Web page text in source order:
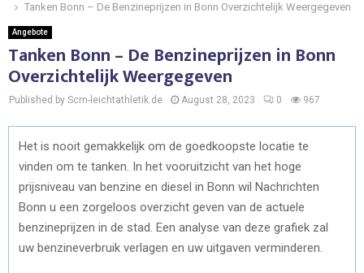
Tanken Bonn – De Benzineprijzen in Bonn Overzichtelijk Weergegeven
Angebote
Tanken Bonn – De Benzineprijzen in Bonn
Overzichtelijk Weergegeven
Published by Scm-leichtathletik.de August 28, 2023 0 967
Het is nooit gemakkelijk om de goedkoopste locatie te
vinden om te tanken. In het vooruitzicht van het hoge
prijsniveau van benzine en diesel in Bonn wil Nachrichten
Bonn u een zorgeloos overzicht geven van de actuele
benzineprijzen in de stad. Een analyse van deze grafiek zal
uw benzineverbruik verlagen en uw uitgaven verminderen.